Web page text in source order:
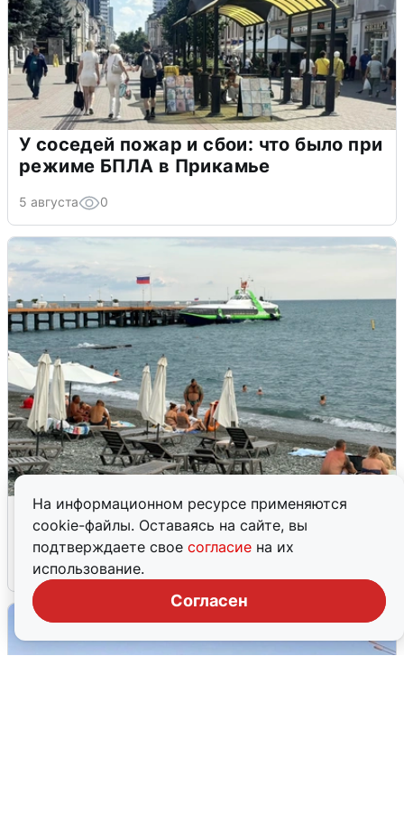
На информационном ресурсе применяются
cookie-файлы. Оставаясь на сайте, вы
подтверждаете свое согласие на их
использование.
Согласен
У соседей пожар и сбои: что было при
режиме БПЛА в Прикамье
5 августа 0
Жители и туристы Сочи рассказали
об атаке БПЛА 5 августа
5 августа 0